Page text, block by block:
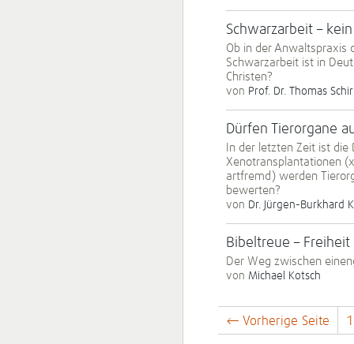
Schwarzarbeit –
Ob in der Anwaltspraxis
Schwarzarbeit ist in
Christen?
von Prof. Dr. Thomas
Dürfen Tierorgane
In der letzten Zeit ist
Xenotransplantationen
artfremd) werden
bewerten?
von Dr. Jürgen-Burkhard
Bibeltreue –
Der Weg zwischen
von Michael Kotsch
← Vorherige Seite 1